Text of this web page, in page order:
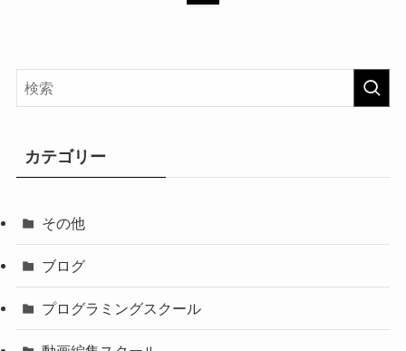
カテゴリー
その他
ブログ
プログラミングスクール